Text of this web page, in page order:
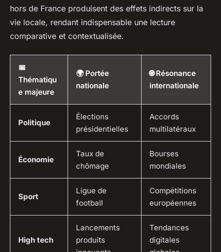
hors de France produisent des effets indirects sur la
vie locale, rendant indispensable une lecture
comparative et contextualisée.
📅
Thématiqu
e majeure
🌍 Portée
nationale
🌐 Résonance
internationale
Politique
Élections
présidentielles
Accords
multilatéraux
Économie
Taux de
chômage
Bourses
mondiales
Sport
Ligue de
football
Compétitions
européennes
High tech
Lancements
produits
Tendances
digitales